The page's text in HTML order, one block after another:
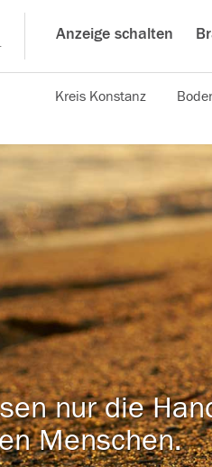
Anzeige schalten
Kreis Konstanz
nur die
Menschen.